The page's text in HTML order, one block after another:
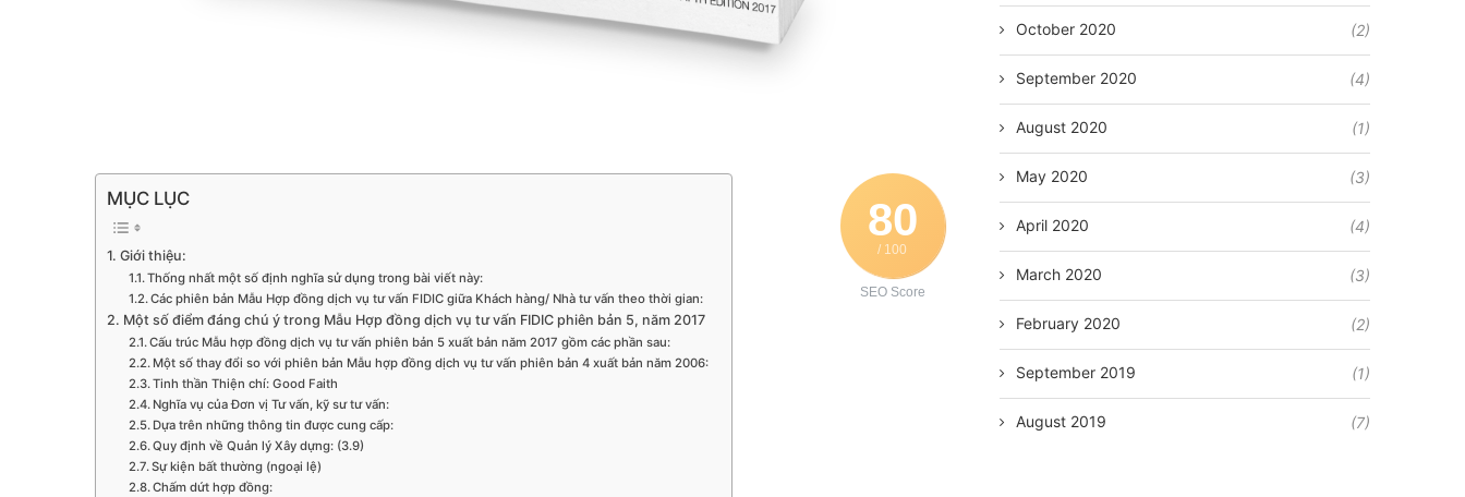
80
/ 100
SEO Score
MỤC LỤC
Giới thiệu:
Thống nhất một số định nghĩa sử dụng trong bài viết này:
Các phiên bản Mẫu Hợp đồng dịch vụ tư vấn FIDIC giữa Khách hàng/ Nhà tư vấn theo thời gian:
Một số điểm đáng chú ý trong Mẫu Hợp đồng dịch vụ tư vấn FIDIC phiên bản 5, năm 2017
Cấu trúc Mẫu hợp đồng dịch vụ tư vấn phiên bản 5 xuất bản năm 2017 gồm các phần sau:
Một số thay đổi so với phiên bản Mẫu hợp đồng dịch vụ tư vấn phiên bản 4 xuất bản năm 2006:
Tinh thần Thiện chí: Good Faith
Nghĩa vụ của Đơn vị Tư vấn, kỹ sư tư vấn:
Dựa trên những thông tin được cung cấp:
Quy định về Quản lý Xây dựng: (3.9)
Sự kiện bất thường (ngoại lệ)
Chấm dứt hợp đồng:
October 2020 (2)
September 2020 (4)
August 2020 (1)
May 2020 (3)
April 2020 (4)
March 2020 (3)
February 2020 (2)
September 2019 (1)
August 2019 (7)